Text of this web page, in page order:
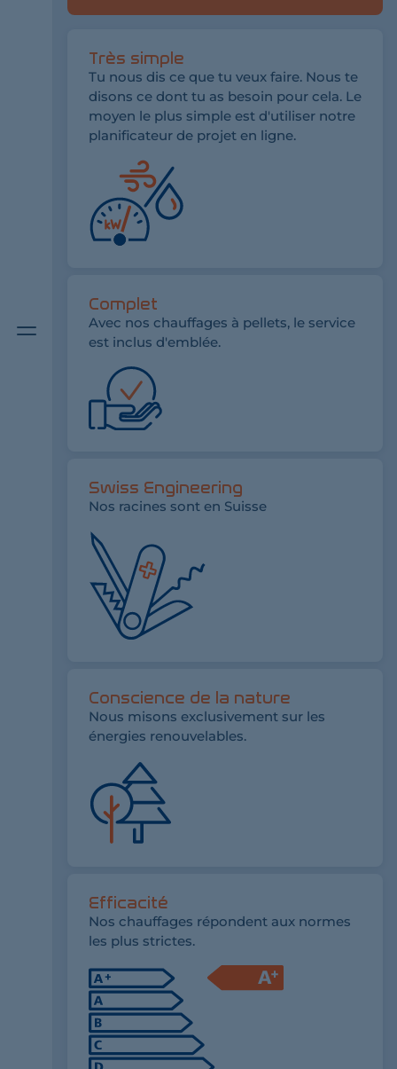
de
Très simple
Tu nous dis ce que tu veux faire. Nous te
disons ce dont tu as besoin pour cela. Le
moyen le plus simple est d'utiliser notre
planificateur de projet en ligne.
Complet
Avec nos chauffages à pellets, le service
est inclus d'emblée.
Swiss Engineering
Nos racines sont en Suisse
Conscience de la nature
Nous misons exclusivement sur les
énergies renouvelables.
Efficacité
Nos chauffages répondent aux normes
les plus strictes.